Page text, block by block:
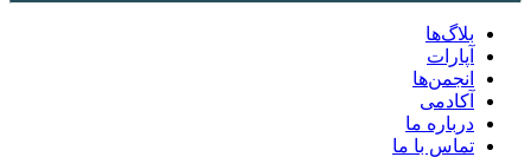
بلاگ‌ها
آپارات
انجمن‌ها
آکادمی
درباره ما
تماس با ما